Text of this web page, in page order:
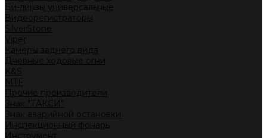
Би-линзы универсальные
Видеорегистраторы
SilverStone
Viper
Камеры заднего вида
Дневные ходовые огни
K&S
MTF
Прочие производители
Знак "ТАКСИ"
Знак аварийной остановки
Инспекционный фонарь
Инструмент